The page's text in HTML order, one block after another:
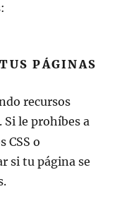
PÁGINAS
recursos
. Si le prohíbes a
CSS o
si tu página se